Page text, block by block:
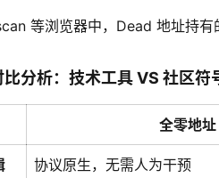
等浏览器中，Dead 地址持
比分析：技术工具 VS 社区符
全零地址
协议原生，无需人为干预